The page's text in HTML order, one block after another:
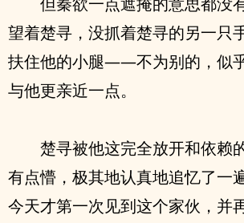
望着楚寻，没抓着楚寻的另一只
扶住他的小腿——不为别的，似
与他更亲近一点。
楚寻被他这完全放开和依赖
有点懵，极其地认真地追忆了一
今天才第一次见到这个家伙，并